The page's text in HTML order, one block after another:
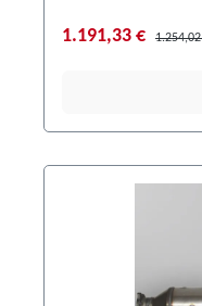
1.191,33 €